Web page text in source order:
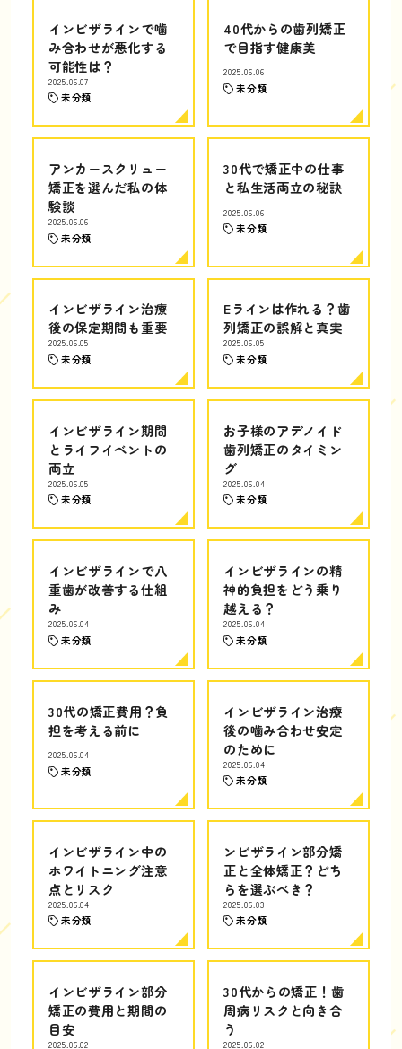
インビザラインで噛
み合わせが悪化する
可能性は？
2025.06.07
未分類
40代からの歯列矯正
で目指す健康美
2025.06.06
未分類
アンカースクリュー
矯正を選んだ私の体
験談
2025.06.06
未分類
30代で矯正中の仕事
と私生活両立の秘訣
2025.06.06
未分類
インビザライン治療
後の保定期間も重要
2025.06.05
未分類
Eラインは作れる？歯
列矯正の誤解と真実
2025.06.05
未分類
インビザライン期間
とライフイベントの
両立
2025.06.05
未分類
お子様のアデノイド
歯列矯正のタイミン
グ
2025.06.04
未分類
インビザラインで八
重歯が改善する仕組
み
2025.06.04
未分類
インビザラインの精
神的負担をどう乗り
越える？
2025.06.04
未分類
30代の矯正費用？負
担を考える前に
2025.06.04
未分類
インビザライン治療
後の噛み合わせ安定
のために
2025.06.04
未分類
インビザライン中の
ホワイトニング注意
点とリスク
2025.06.04
未分類
ンビザライン部分矯
正と全体矯正？どち
らを選ぶべき？
2025.06.03
未分類
インビザライン部分
矯正の費用と期間の
目安
2025.06.02
30代からの矯正！歯
周病リスクと向き合
う
2025.06.02